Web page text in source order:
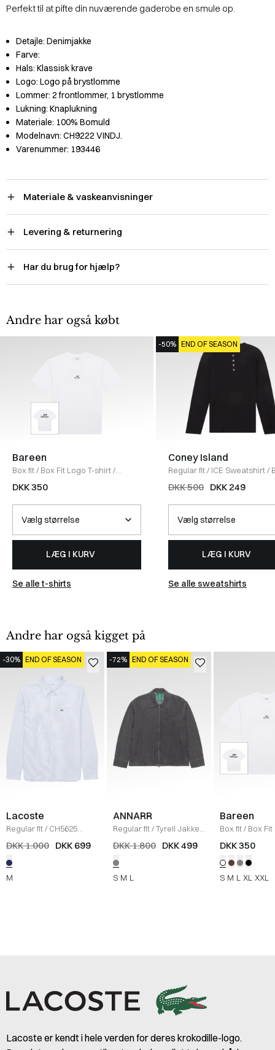
Perfekt til at pifte din nuværende gaderobe en smule op.
Detajle: Denimjakke
Farve:
Hals: Klassisk krave
Logo: Logo på brystlomme
Lommer: 2 frontlommer, 1 brystlomme
Lukning: Knaplukning
Materiale: 100% Bomuld
Modelnavn: CH9222 VINDJ.
Varenummer: 193446
Materiale & vaskeanvisninger
Levering & returnering
Har du brug for hjælp?
Andre har også købt
Bareen
Box fit/ Box Fit Logo T-shirt/
WHITE
DKK 350
LÆG I KURV
Se alle t-shirts
-50% END OF SEASON
Coney Island
Regular fit/ ICE Sweatshirt/
DKK 500 DKK 249
LÆG I KURV
Se alle sweatshirts
Andre har også kigget på
-30% END OF SEASON
Lacoste
Regular fit/ CH5625
Skjorte / LYS BLÅ
DKK 1.000 DKK 699
M
-72% END OF SEASON
ANNARR
Regular fit/Tyrell Jakke
LIGHT GREY
DKK 1.800 DKK 499
S M L
Bareen
Box fit/ Box Fit
shirt /WHITE
DKK 350
S M L XL XXL
Lacoste er kendt i hele verden for deres krokodille-logo.